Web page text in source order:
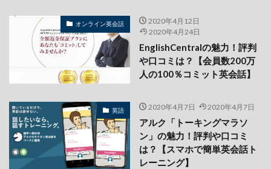
オンライン英会話
2020年4月12日
2020年4月24日
EnglishCentralの魅力！評判
や口コミは？【会員数200万
人の100％コミット英会話】
英語 2020年4月7日 2020年4月7日
アルク「トーキングマラソ
ン」の魅力！評判や口コミ
は？【スマホで簡単英会話ト
レーニング】